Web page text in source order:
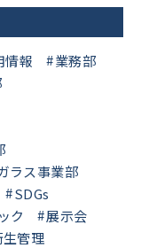
情報
業務部
ラス事業部
SDGs
ク
展示会
生管理